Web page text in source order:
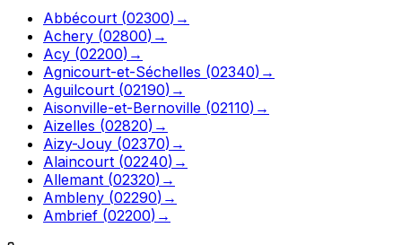
Abbécourt (02300) →
Achery (02800) →
Acy (02200) →
Agnicourt-et-Séchelles (02340) →
Aguilcourt (02190) →
Aisonville-et-Bernoville (02110) →
Aizelles (02820) →
Aizy-Jouy (02370) →
Alaincourt (02240) →
Allemant (02320) →
Ambleny (02290) →
Ambrief (02200) →